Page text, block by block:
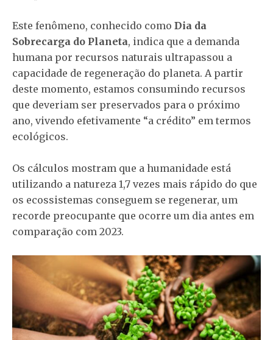
Este fenômeno, conhecido como Dia da
Sobrecarga do Planeta, indica que a demanda
humana por recursos naturais ultrapassou a
capacidade de regeneração do planeta. A partir
deste momento, estamos consumindo recursos
que deveriam ser preservados para o próximo
ano, vivendo efetivamente “a crédito” em termos
ecológicos.
Os cálculos mostram que a humanidade está
utilizando a natureza 1,7 vezes mais rápido do que
os ecossistemas conseguem se regenerar, um
recorde preocupante que ocorre um dia antes em
comparação com 2023.